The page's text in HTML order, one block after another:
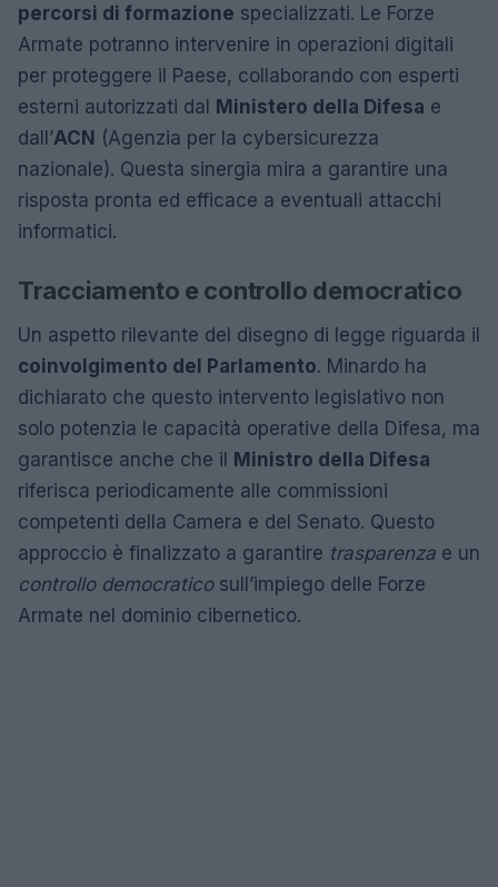
percorsi di formazione specializzati. Le Forze
Armate potranno intervenire in operazioni digitali
per proteggere il Paese, collaborando con esperti
esterni autorizzati dal Ministero della Difesa e
dall’ACN (Agenzia per la cybersicurezza
nazionale). Questa sinergia mira a garantire una
risposta pronta ed efficace a eventuali attacchi
informatici.
Tracciamento e controllo democratico
Un aspetto rilevante del disegno di legge riguarda il
coinvolgimento del Parlamento. Minardo ha
dichiarato che questo intervento legislativo non
solo potenzia le capacità operative della Difesa, ma
garantisce anche che il Ministro della Difesa
riferisca periodicamente alle commissioni
competenti della Camera e del Senato. Questo
approccio è finalizzato a garantire trasparenza e un
controllo democraticosull’impiego delle Forze
Armate nel dominio cibernetico.